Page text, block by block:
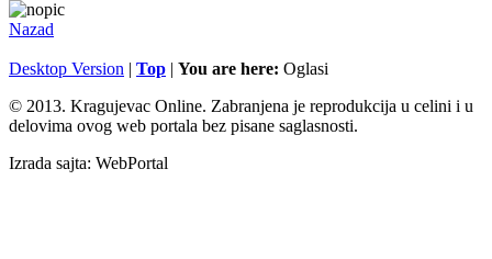
Nazad
Desktop Version | Top | You are here: Oglasi
© 2013. Kragujevac Online. Zabranjena je reprodukcija u celini i u
delovima ovog web portala bez pisane saglasnosti.
Izrada sajta: WebPortal